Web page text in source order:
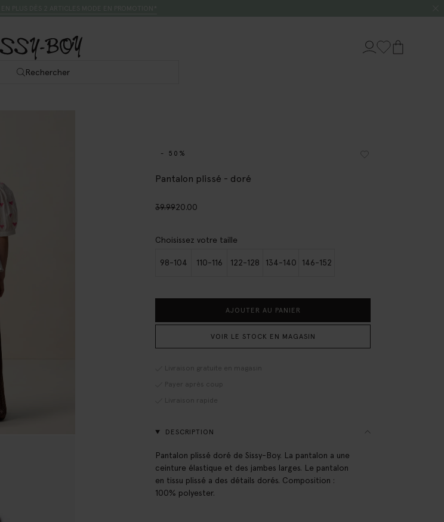
Rechercher
- 50%
Pantalon plissé - doré
39.9920.00
Choisissez votre taille
98-104 110-116 122-128 134-140 146-152
AJOUTER AU PANIER
VOIR LE STOCK EN MAGASIN
Livraison gratuite en magasin
Payer après coup
Livraison rapide
DESCRIPTION
Pantalon plissé doré de Sissy-Boy. La pantalon a une
ceinture élastique et des jambes larges. Le pantalon
en tissu plissé a des détails dorés. Composition :
100% polyester.